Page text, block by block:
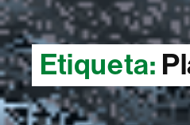
Etiqueta: